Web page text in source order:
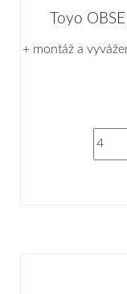
Toyo
+ montáž a